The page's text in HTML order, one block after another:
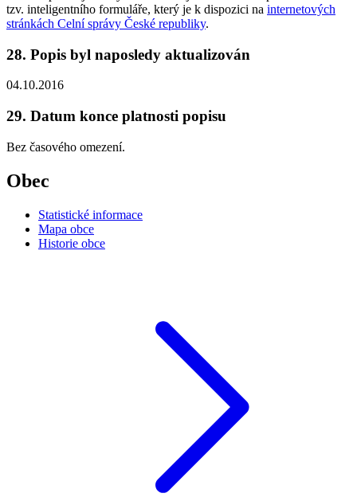
tzv. inteligentního formuláře, který je k dispozici na internetových
stránkách Celní správy České republiky.
28. Popis byl naposledy aktualizován
04.10.2016
29. Datum konce platnosti popisu
Bez časového omezení.
Obec
Statistické informace
Mapa obce
Historie obce